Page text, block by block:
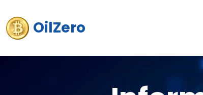
OilZero